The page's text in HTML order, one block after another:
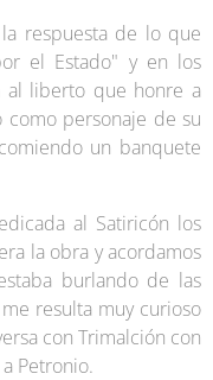
respuesta de lo que
el Estado" y en los
al liberto que honre a
personaje de su
un banquete
al Satiricón los
la obra y acordamos
burlando de las
resulta muy curioso
con Trimalción con
Petronio.